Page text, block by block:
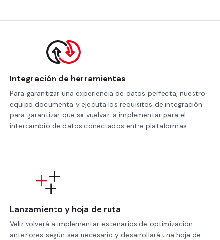
Integración de herramientas
Para garantizar una experiencia de datos perfecta, nuestro
equipo documenta y ejecuta los requisitos de integración
para garantizar que se vuelvan a implementar para el
intercambio de datos conectados entre plataformas.
Lanzamiento y hoja de ruta
Velir volverá a implementar escenarios de optimización
anteriores según sea necesario y desarrollará una hoja de